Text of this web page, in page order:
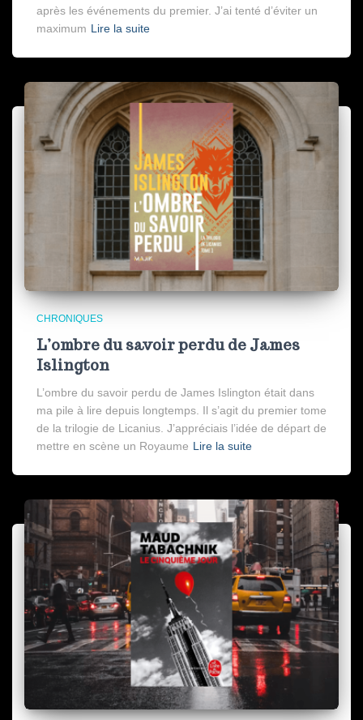
après les événements du premier. J’ai tenté d’éviter un
maximum Lire la suite
CHRONIQUES
L’ombre du savoir perdu de James
Islington
L’ombre du savoir perdu de James Islington était dans
ma pile à lire depuis longtemps. Il s’agit du premier tome
de la trilogie de Licanius. J’appréciais l’idée de départ de
mettre en scène un Royaume Lire la suite